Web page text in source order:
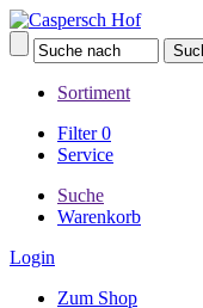
Sortiment
Filter0
Service
Suche
Warenkorb
Login
Zum Shop